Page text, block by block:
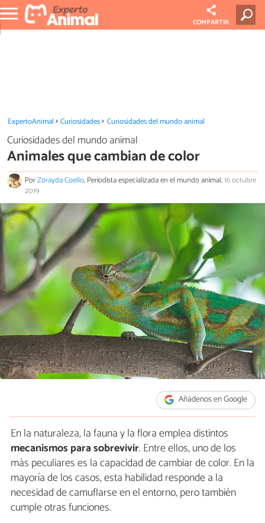
COMPARTIR
ExpertoAnimal Curiosidades Curiosidades del mundo animal
Curiosidades del mundo animal
Animales que cambian de color
PorZorayda Coello, Periodista especializada en el mundo animal.16 octubre
2019
Añádenos en Google
En la naturaleza, la fauna y la flora emplea distintos
mecanismos para sobrevivir. Entre ellos, uno de los
más peculiares es la capacidad de cambiar de color. En la
mayoría de los casos, esta habilidad responde a la
necesidad de camuflarse en el entorno, pero también
cumple otras funciones.